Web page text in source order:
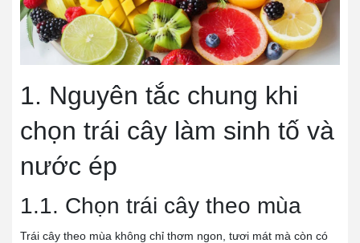
1. Nguyên tắc chung khi
chọn trái cây làm sinh tố và
nước ép
1.1. Chọn trái cây theo mùa
Trái cây theo mùa không chỉ thơm ngon, tươi mát mà còn có